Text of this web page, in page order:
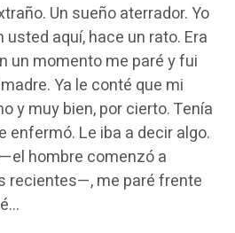
Un sueño aterrador. Yo
aquí, hace un rato. Era
un momento me paré y fui
Ya le conté que mi
y muy bien, por cierto. Tenía
enfermó. Le iba a decir algo.
hombre comenzó a
recientes—, me paré frente